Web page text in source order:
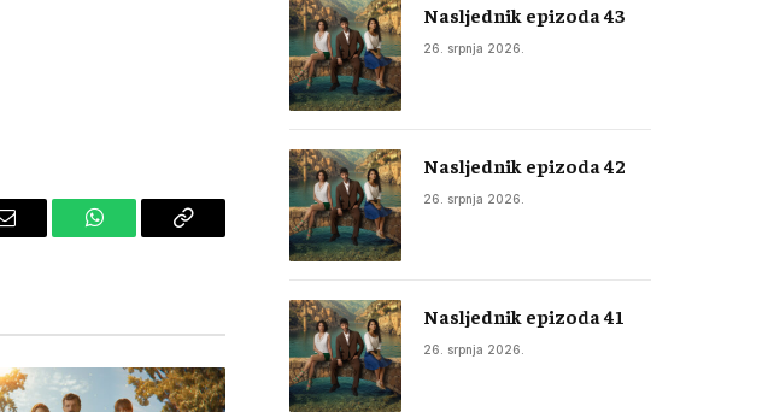
Email WhatsAppCopy
Nasljednik epizoda 43
26. srpnja 2026.
Nasljednik epizoda 42
26. srpnja 2026.
Nasljednik epizoda 41
26. srpnja 2026.